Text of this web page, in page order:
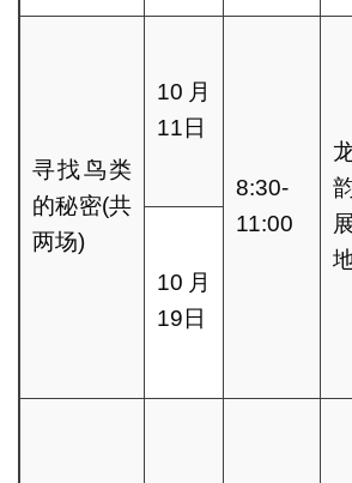
寻找鸟类
的秘密(共
两场)
10月
11日
8:30-
11:00
10月
19日